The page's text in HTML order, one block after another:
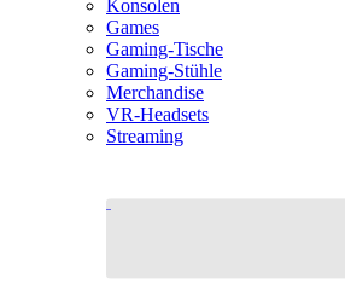
Konsolen
Games
Gaming-Tische
Gaming-Stühle
Merchandise
VR-Headsets
Streaming